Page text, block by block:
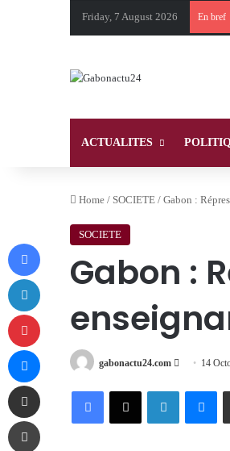
Friday, 7 August 2026 En bref
ACTUALITES
Home / SOCIETE / Gabon :
SOCIETE
Gabon :
gabonactu24.com
Send 14
FacebookX LinkedIn
Facebook
LinkedIn
Pinterest
Messenger